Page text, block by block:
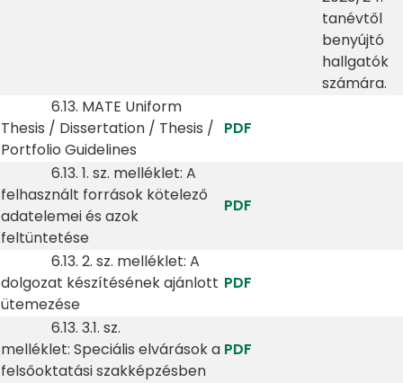
tanévtől
benyújtó
hallgatók
számára.
6.13. MATE Uniform
Thesis / Dissertation / Thesis /
Portfolio Guidelines
PDF
6.13. 1. sz. melléklet: A
felhasznált források kötelező
adatelemei és azok
feltüntetése
PDF
6.13. 2. sz. melléklet: A
dolgozat készítésének ajánlott
ütemezése
PDF
6.13. 3.1. sz.
melléklet: Speciális elvárások a
felsőoktatási szakképzésben
PDF